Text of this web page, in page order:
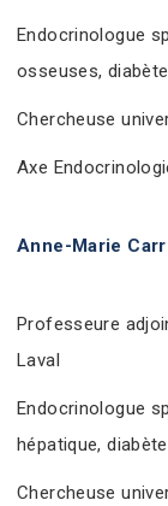
Endocrinologue
osseuses,
Chercheuse
Axe
Anne-Marie
Professeure
Laval
Endocrinologue
hépatique,
Chercheuse